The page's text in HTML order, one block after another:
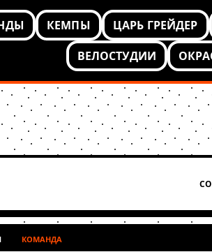
КЕМПЫ ЦАРЬ ГРЕЙДЕР
ВЕЛОСТУДИИ
КОМАНДА